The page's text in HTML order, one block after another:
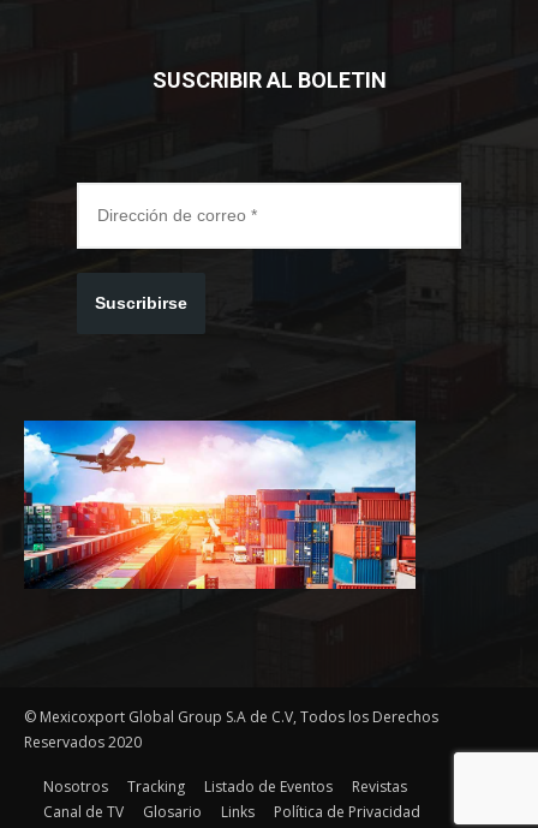
SUSCRIBIR AL BOLETIN
Suscribirse
© Mexicoxport Global Group S.A de C.V, Todos los Derechos
Reservados 2020
Nosotros Tracking Listado de Eventos
Revistas
Canal de TV
Glosario Links Política de Privacidad